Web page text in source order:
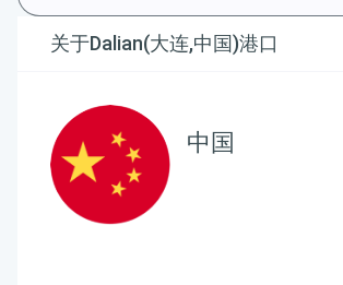
关于Dalian(大连,中国)港口
中国